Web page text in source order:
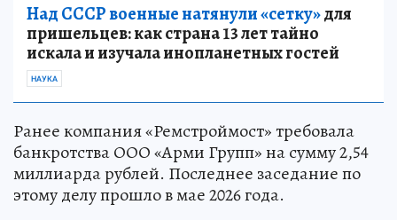
Над СССР военные натянули «сетку»для
пришельцев: как страна 13 лет тайно
искала и изучала инопланетных гостей
НАУКА
Ранее компания «Ремстроймост» требовала
банкротства ООО «Арми Групп» на сумму 2,54
миллиарда рублей. Последнее заседание по
этому делу прошло в мае 2026 года.